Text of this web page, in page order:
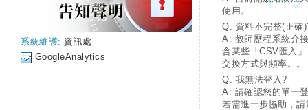
系統維護: 資訊處
GoogleAnalytics
使用。
Q: 資料不完整(正確
A: 教師歷程系統介
含某些「CSV匯入
交換方式與頻率。。
Q: 我無法登入?
A: 請確認您的單一
若需進一步協助，